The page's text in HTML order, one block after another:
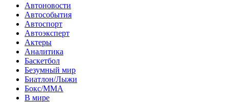
Автоновости
Автособытия
Автоспорт
Автоэксперт
Актеры
Аналитика
Баскетбол
Безумный мир
Биатлон/Лыжи
Бокс/MMA
В мире